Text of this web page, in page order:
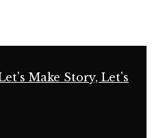
Make Story, Let's